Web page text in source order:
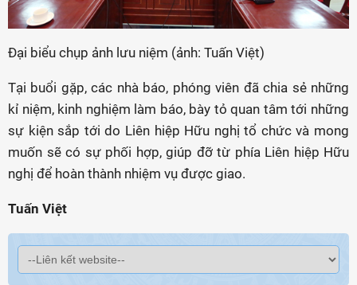
Đại biểu chụp ảnh lưu niệm (ảnh: Tuấn Việt)
Tại buổi gặp, các nhà báo, phóng viên đã chia sẻ những
kỉ niệm, kinh nghiệm làm báo, bày tỏ quan tâm tới những
sự kiện sắp tới do Liên hiệp Hữu nghị tổ chức và mong
muốn sẽ có sự phối hợp, giúp đỡ từ phía Liên hiệp Hữu
nghị để hoàn thành nhiệm vụ được giao.
Tuấn Việt